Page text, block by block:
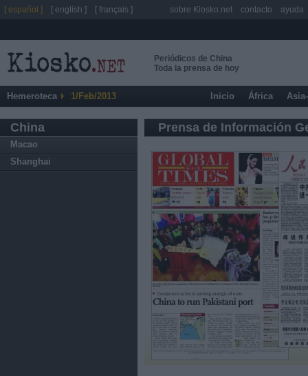
Periódicos de China
Toda la prensa de hoy
Hemeroteca 1/Feb/2013 Inicio África
China
Macao
Shanghai
Prensa de Información
[ español ] [ english ] [ français ] sobre Kiosko.net contacto ayuda